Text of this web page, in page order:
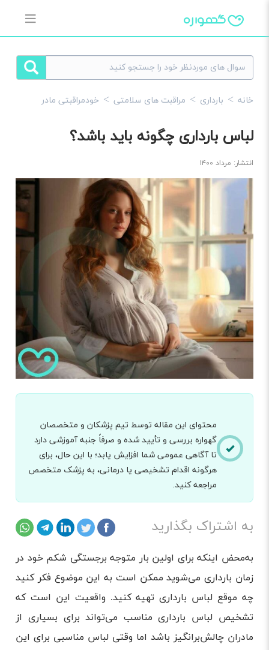
خانه بارداری مراقبت های سلامتی خودمراقبتی مادر
لباس بارداری چگونه باید باشد؟
انتشار: مرداد ۱۴۰۰
محتوای این مقاله توسط تیم پزشکان و متخصصان
گهواره بررسی و تأیید شده و صرفاً جنبه آموزشی دارد
تا آگاهی عمومی شما افزایش یابد؛ با این حال، برای
هرگونه اقدام تشخیصی یا درمانی، به پزشک متخصص
مراجعه کنید.
به اشتراک بگذارید
به‌محض اینکه برای اولین بار متوجه برجستگی شکم خود در
زمان بارداری می‌شوید ممکن است به این موضوع فکر کنید
چه موقع لباس بارداری تهیه کنید. واقعیت این است که
تشخیص لباس بارداری مناسب می‌تواند برای بسیاری از
مادران چالش‌برانگیز باشد اما وقتی لباس مناسبی برای این